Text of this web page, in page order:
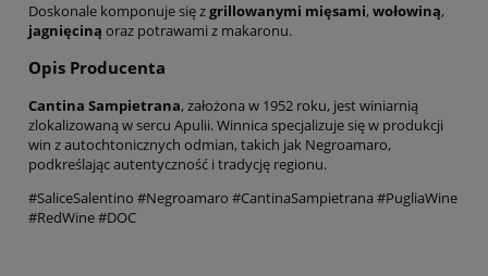
Doskonale komponuje się zgrillowanymi mięsami, wołowiną,
jagnięciną oraz potrawami z makaronu.
Opis Producenta
Cantina Sampietrana, założona w 1952 roku, jest winiarnią
zlokalizowaną w sercu Apulii. Winnica specjalizuje się w produkcji
win z autochtonicznych odmian, takich jak Negroamaro,
podkreślając autentyczność i tradycję regionu.
#SaliceSalentino #Negroamaro #CantinaSampietrana #PugliaWine
#RedWine #DOC